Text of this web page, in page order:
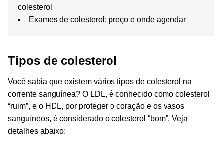
colesterol
Exames de colesterol: preço e onde agendar
Tipos de colesterol
Você sabia que existem vários tipos de colesterol na
corrente sanguínea? O LDL, é conhecido como colesterol
“ruim”, e o HDL, por proteger o coração e os vasos
sanguíneos, é considerado o colesterol “bom”. Veja
detalhes abaixo: